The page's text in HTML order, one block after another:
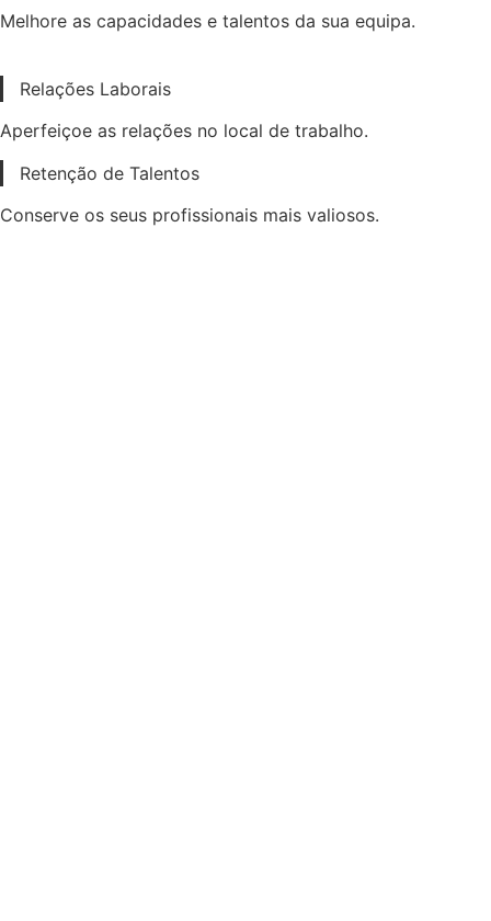
Melhore as capacidades e talentos da sua equipa.
Relações Laborais
Aperfeiçoe as relações no local de trabalho.
Retenção de Talentos
Conserve os seus profissionais mais valiosos.